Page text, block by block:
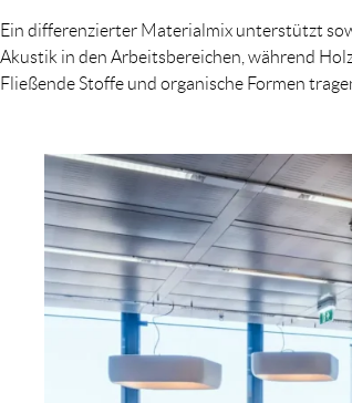
Ein differenzierter Materialmix unterstützt
Akustik in den Arbeitsbereichen, während
Fließende Stoffe und organische Formen